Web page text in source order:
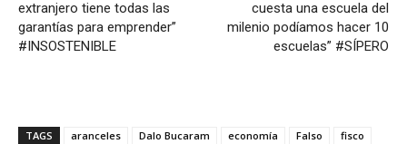
extranjero tiene todas las
garantías para emprender”
#INSOSTENIBLE
cuesta una escuela del
milenio podíamos hacer 10
escuelas” #SÍPERO
TAGS aranceles Dalo Bucaram economía Falso
fisco